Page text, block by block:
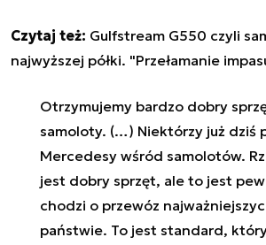
Czytaj też: Gulfstream G550 czyli
najwyższej półki. "Przełamanie
Otrzymujemy bardzo dobry
samoloty. (…) Niektórzy już dziś
Mercedesy wśród samolotów.
jest dobry sprzęt, ale to jest
chodzi o przewóz
państwie. To jest standard,